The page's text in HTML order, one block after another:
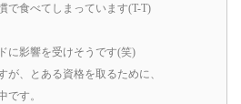
で食べてしまっています(T-T)
に影響を受けそうです(笑)
が、とある資格を取るために、
です。